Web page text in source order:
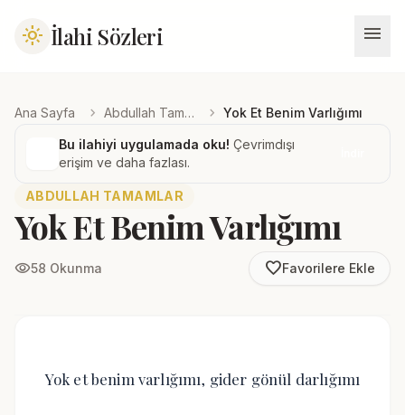
light_mode İlahi Sözleri menu
Ana Sayfa chevron_right Abdullah Tamamlar chevron_right Yok Et Benim Varlığımı
Bu ilahiyi uygulamada oku! Çevrimdışı
erişim ve daha fazlası.
ABDULLAH TAMAMLAR
Yok Et Benim Varlığımı
visibility58 Okunma favorite_borderFavorilere Ekle
Yok et benim varlığımı, gider gönül darlığımı